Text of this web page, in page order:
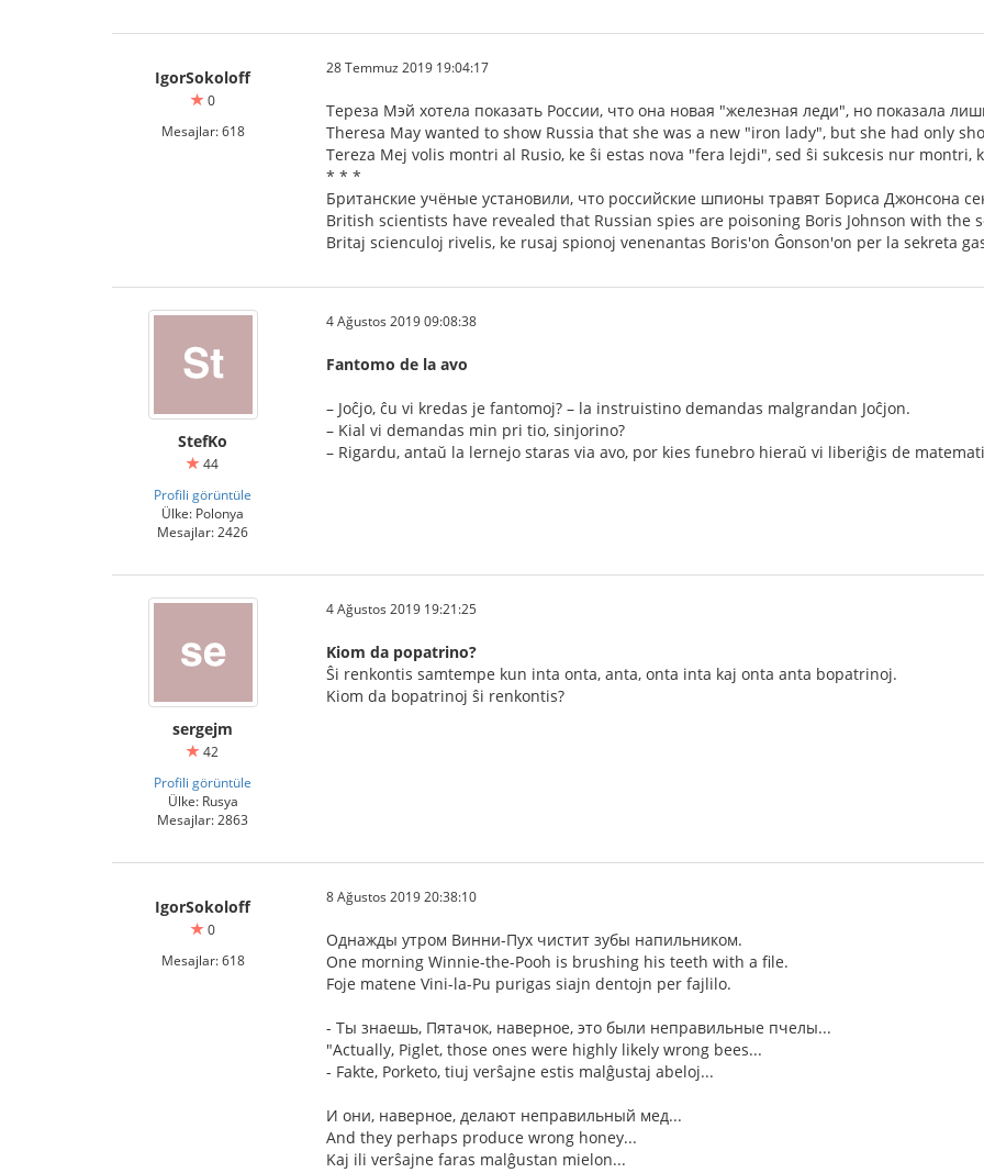
IgorSokoloff
0
Mesajlar: 618
28 Temmuz 2019 19:04:17
Тереза Мэй хотела показать России, что она новая "железная леди", но показала
Theresa May wanted to show Russia that she was a new "iron lady", but she had only
Tereza Mej volis montri al Rusio, ke ŝi estas nova "fera lejdi", sed ŝi sukcesis nur montri,
* * *
Британские учёные установили, что российские шпионы травят Бориса Джонсона
British scientists have revealed that Russian spies are poisoning Boris Johnson with the
Britaj scienculoj rivelis, ke rusaj spionoj venenantas Boris'on Ĝonson'on per la sekreta
StefKo
44
Profili görüntüle
Ülke: Polonya
Mesajlar: 2426
4 Ağustos 2019 09:08:38
Fantomo de la avo
– Joĉjo, ĉu vi kredas je fantomoj? – la instruistino demandas malgrandan Joĉjon.
– Kial vi demandas min pri tio, sinjorino?
– Rigardu, antaŭ la lernejo staras via avo, por kies funebro hieraŭ vi liberiĝis de
sergejm
42
Profili görüntüle
Ülke: Rusya
Mesajlar: 2863
4 Ağustos 2019 19:21:25
Kiom da popatrino?
Ŝi renkontis samtempe kun inta onta, anta, onta inta kaj onta anta bopatrinoj.
Kiom da bopatrinoj ŝi renkontis?
IgorSokoloff
0
Mesajlar: 618
8 Ağustos 2019 20:38:10
Однажды утром Винни-Пух чистит зубы напильником.
One morning Winnie-the-Pooh is brushing his teeth with a file.
Foje matene Vini-la-Pu purigas siajn dentojn per fajlilo.
- Ты знаешь, Пятачок, наверное, это были неправильные пчелы...
"Actually, Piglet, those ones were highly likely wrong bees...
- Fakte, Porketo, tiuj verŝajne estis malĝustaj abeloj...
И они, наверное, делают неправильный мед...
And they perhaps produce wrong honey...
Kaj ili verŝajne faras malĝustan mielon...